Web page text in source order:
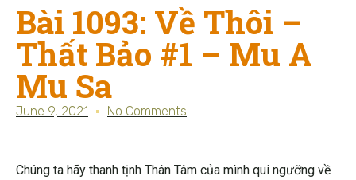
Bài 1093: Về Thôi –
Thất Bảo #1 – Mu A
Mu Sa
June 9, 2021 No Comments
Chúng ta hãy thanh tịnh Thân Tâm của mình qui ngưỡng về